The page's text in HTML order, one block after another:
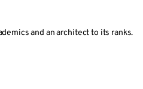
and an architect to its ranks.